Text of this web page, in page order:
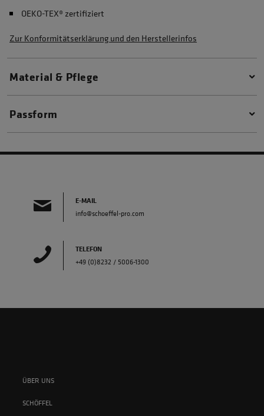
OEKO-TEX® zertifiziert
Zur Konformitätserklärung und den Herstellerinfos
Material & Pflege
Passform
E-MAIL
info@schoeffel-pro.com
TELEFON
+49 (0)8232 / 5006-1300
ÜBER UNS
SCHÖFFEL